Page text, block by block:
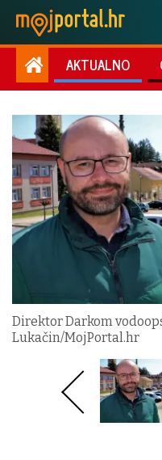
AKTUALNO
Direktor Darkom
Lukačin/MojPortal.hr